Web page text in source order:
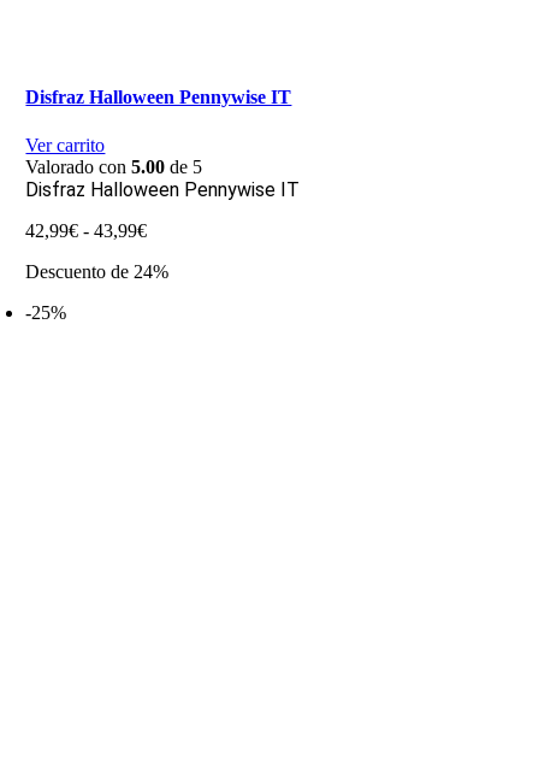
Disfraz Halloween Pennywise IT
Ver carrito
Valorado con5.00 de 5
Disfraz Halloween Pennywise IT
42,99€ - 43,99€Rango
precios:
Descuento de 24%
-25%